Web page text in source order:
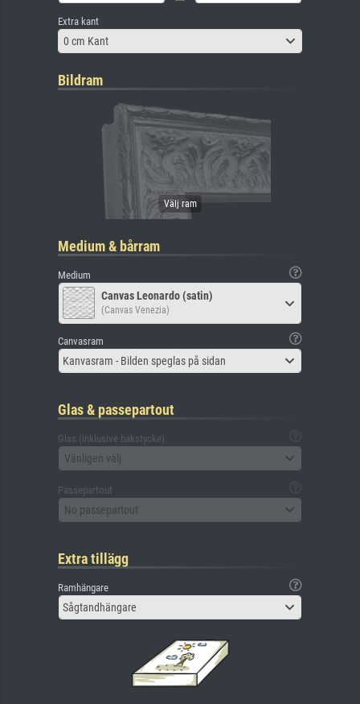
Extra kant
0 cm Kant
Bildram
Medium & bårram
Medium
Canvas Leonardo (satin)
(Canvas Venezia)
Canvasram
Kanvasram - Bilden speglas på sidan
Glas & passepartout
Glas (inklusive bakstycke)
Vänligen välj
Passepartout
No passepartout
Extra tillägg
Ramhängare
Sågtandhängare